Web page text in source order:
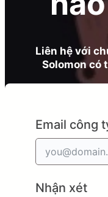
Liên hệ với
Solomon có
Email công
Nhận xét